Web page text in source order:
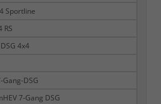
Sportline
RS
4x4
Gang-DSG
7-Gang DSG